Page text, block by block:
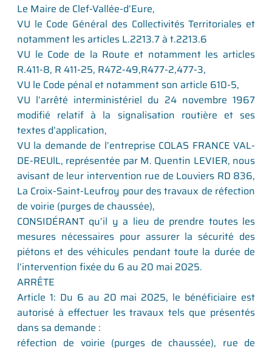
Le Maire de Clef-Vallée-d’Eure,
VU le Code Général des Collectivités Territoriales et
notamment les articles L.2213.7 à t.2213.6
VU le Code de la Route et notamment les articles
R.411-8, R 411-25, R472-49,R477-2,477-3,
VU le Code pénal et notamment son article 610-5,
VU l’arrêté interministériel du 24 novembre 1967
modifié relatif à la signalisation routière et ses
textes d’application,
VU la demande de l’entreprise COLAS FRANCE VAL-
DE-REUlL, représentée par M. Quentin LEVIER, nous
avisant de leur intervention rue de Louviers RD 836,
La Croix-Saint-Leufroy pour des travaux de réfection
de voirie (purges de chaussée),
CONSIDÉRANT qu’il y a lieu de prendre toutes les
mesures nécessaires pour assurer la sécurité des
piétons et des véhicules pendant toute la durée de
l’intervention fixée du 6 au 20 mai 2025.
ARRÊTE
Article 1: Du 6 au 20 mai 2025, le bénéficiaire est
autorisé à effectuer les travaux tels que présentés
dans sa demande :
réfection de voirie (purges de chaussée), rue de